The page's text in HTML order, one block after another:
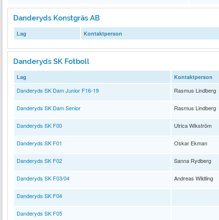
Danderyds Konstgräs AB
Lag Kontaktperson
Danderyds SK Fotboll
Lag Kontaktperson
Danderyds SK Dam Junior F16-19 Rasmus Lindberg
Danderyds SK Dam Senior Rasmus Lindberg
Danderyds SK F00 Ulrica Wikström
Danderyds SK F01 Oskar Ekman
Danderyds SK F02 Sanna Rydberg
Danderyds SK F03/04 Andreas Wildling
Danderyds SK F04
Danderyds SK F05